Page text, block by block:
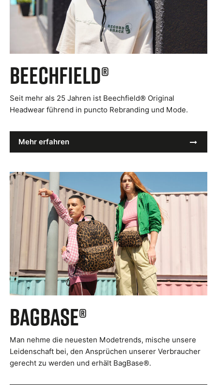
Beechfield®
Seit mehr als 25 Jahren ist Beechfield® Original
Headwear führend in puncto Rebranding und Mode.
Mehr erfahren
Bagbase®
Man nehme die neuesten Modetrends, mische unsere
Leidenschaft bei, den Ansprüchen unserer Verbraucher
gerecht zu werden und erhält BagBase®.